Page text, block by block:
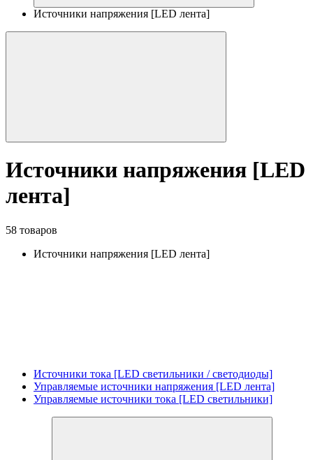
Источники напряжения [LED лента]
Источники напряжения [LED
лента]
58 товаров
Источники напряжения [LED лента]
Источники тока [LED светильники / светодиоды]
Управляемые источники напряжения [LED лента]
Управляемые источники тока [LED светильники]